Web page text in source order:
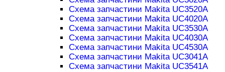
Схема запчастини Makita UC3520A
Схема запчастини Makita UC4020A
Схема запчастини Makita UC3530A
Схема запчастини Makita UC4030A
Схема запчастини Makita UC4530A
Схема запчастини Makita UC3041A
Схема запчастини Makita UC3541A